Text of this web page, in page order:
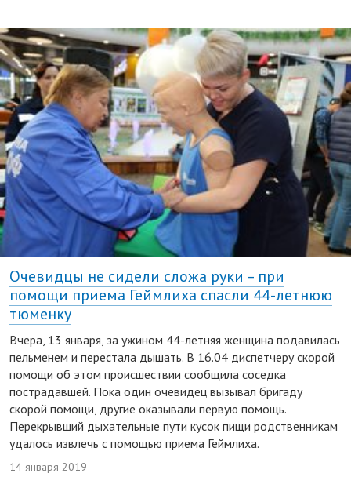
Очевидцы не сидели сложа руки – при
помощи приема Геймлиха спасли 44-летнюю
тюменку
Вчера, 13 января, за ужином 44-летняя женщина подавилась
пельменем и перестала дышать. В 16.04 диспетчеру скорой
помощи об этом происшествии сообщила соседка
пострадавшей. Пока один очевидец вызывал бригаду
скорой помощи, другие оказывали первую помощь.
Перекрывший дыхательные пути кусок пищи родственникам
удалось извлечь с помощью приема Геймлиха.
14 января 2019